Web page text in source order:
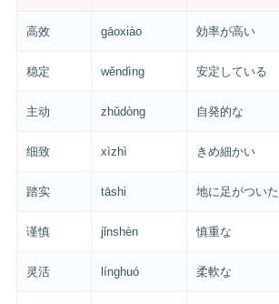
高效 gāoxiào 効率が高い
稳定 wěndìng 安定している
主动 zhǔdòng 自発的な
细致 xìzhì きめ細かい
踏实 tāshi 地に足がつい
谨慎 jǐnshèn 慎重な
灵活 línghuó 柔軟な